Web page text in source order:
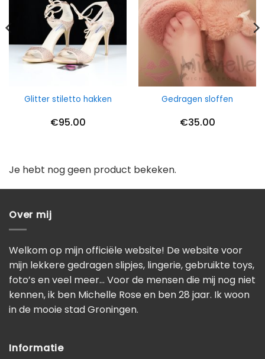
Glitter stiletto hakken
€95.00
Gedragen sloffen
€35.00
Je hebt nog geen product bekeken.
Over mij
Welkom op mijn officiële website! De website voor
mijn lekkere gedragen slipjes, lingerie, gebruikte toys,
foto’s en veel meer… Voor de mensen die mij nog niet
kennen, ik ben Michelle Rose en ben 28 jaar. Ik woon
in de mooie stad Groningen.
Informatie